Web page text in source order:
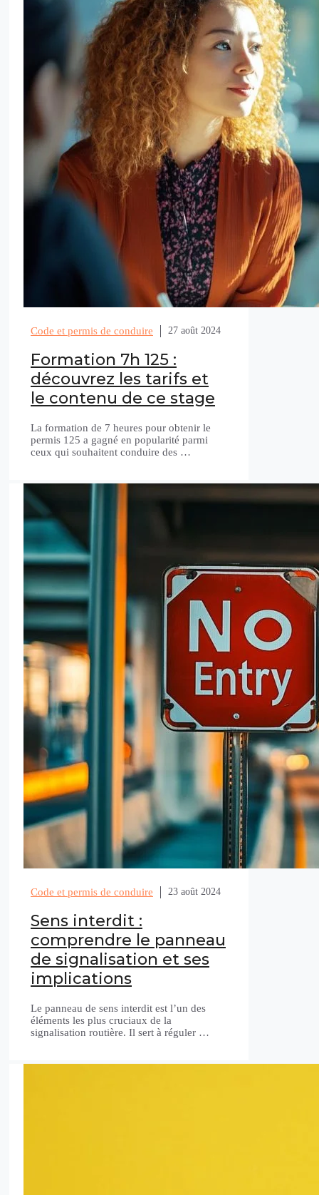
Code et permis de conduire 27 août 2024
Formation 7h 125 :
découvrez les tarifs et
le contenu de ce stage
La formation de 7 heures pour obtenir le
permis 125 a gagné en popularité parmi
ceux qui souhaitent conduire des …
Code et permis de conduire 23 août 2024
Sens interdit :
comprendre le panneau
de signalisation et ses
implications
Le panneau de sens interdit est l’un des
éléments les plus cruciaux de la
signalisation routière. Il sert à réguler …